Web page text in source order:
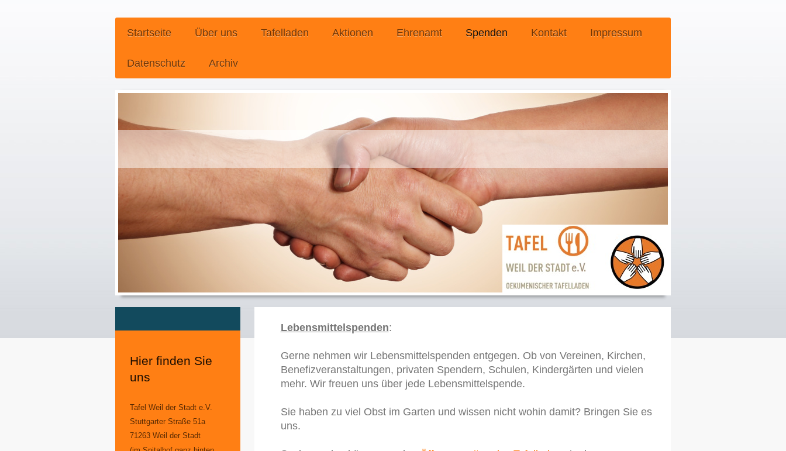
Startseite Über uns Tafelladen Aktionen Ehrenamt Spenden Kontakt Impressum
Datenschutz Archiv
Lebensmittelspenden:
Gerne nehmen wir Lebensmittelspenden entgegen. Ob von Vereinen, Kirchen,
Benefizveranstaltungen, privaten Spendern, Schulen, Kindergärten und vielen
mehr. Wir freuen uns über jede Lebensmittelspende.
Sie haben zu viel Obst im Garten und wissen nicht wohin damit? Bringen Sie es
uns.
Hier finden Sie
uns
Tafel Weil der Stadt e.V.
Stuttgarter Straße 51a
71263 Weil der Stadt